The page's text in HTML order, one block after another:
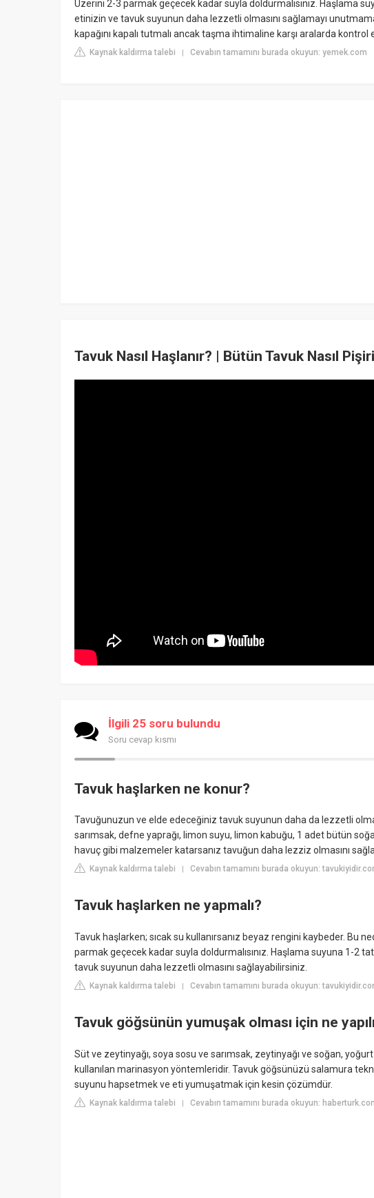
Üzerini 2-3 parmak geçecek kadar suyla doldurmalısınız. Haşlama
etinizin ve tavuk suyunun daha lezzetli olmasını sağlamayı
kapağını kapalı tutmalı ancak taşma ihtimaline karşı aralarda kontrol
Kaynak kaldırma talebi | Cevabın tamamını burada okuyun: yemek.com
Tavuk Nasıl Haşlanır? | Bütün Tavuk Nasıl
İlgili 25 soru bulundu
Soru cevap kısmı
Tavuk haşlarken ne konur?
Tavuğunuzun ve elde edeceğiniz tavuk suyunun daha da lezzetli
sarımsak, defne yaprağı, limon suyu, limon kabuğu, 1 adet bütün
havuç gibi malzemeler katarsanız tavuğun daha lezziz olmasını
Kaynak kaldırma talebi | Cevabın tamamını burada okuyun:
Tavuk haşlarken ne yapmalı?
Tavuk haşlarken; sıcak su kullanırsanız beyaz rengini kaybeder. Bu
parmak geçecek kadar suyla doldurmalısınız. Haşlama suyuna 1-2
tavuk suyunun daha lezzetli olmasını sağlayabilirsiniz.
Kaynak kaldırma talebi | Cevabın tamamını burada okuyun:
Tavuk göğsünün yumuşak olması için ne
Süt ve zeytinyağı, soya sosu ve sarımsak, zeytinyağı ve soğan,
kullanılan marinasyon yöntemleridir. Tavuk göğsünüzü salamura
suyunu hapsetmek ve eti yumuşatmak için kesin çözümdür.
Kaynak kaldırma talebi | Cevabın tamamını burada okuyun: